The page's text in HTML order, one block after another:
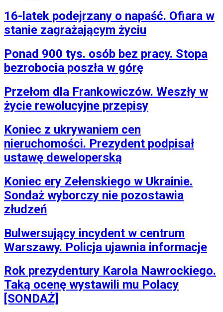
16-latek podejrzany o napaść. Ofiara w
stanie zagrażającym życiu
Ponad 900 tys. osób bez pracy. Stopa
bezrobocia poszła w górę
Przełom dla Frankowiczów. Weszły w
życie rewolucyjne przepisy
Koniec z ukrywaniem cen
nieruchomości. Prezydent podpisał
ustawę deweloperską
Koniec ery Zełenskiego w Ukrainie.
Sondaż wyborczy nie pozostawia
złudzeń
Bulwersujący incydent w centrum
Warszawy. Policja ujawnia informacje
Rok prezydentury Karola Nawrockiego.
Taką ocenę wystawili mu Polacy
[SONDAŻ]